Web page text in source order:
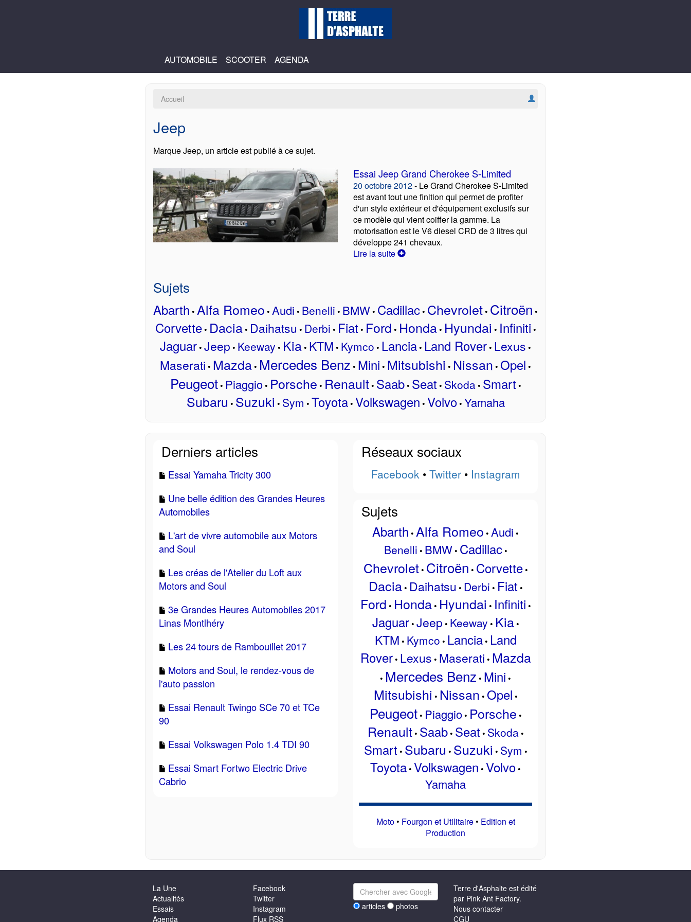
AUTOMOBILE SCOOTER AGENDA
Accueil
Jeep
Marque Jeep, un article est publié à ce sujet.
Essai Jeep Grand Cherokee S-Limited
20 octobre 2012- Le Grand Cherokee S-Limited
est avant tout une finition qui permet de profiter
d'un style extérieur et d'équipement exclusifs sur
ce modèle qui vient coiffer la gamme. La
motorisation est le V6 diesel CRD de 3 litres qui
développe 241 chevaux.
Lire la suite
Sujets
Abarth • Alfa Romeo • Audi • Benelli • BMW• Cadillac• Chevrolet• Citroën •
Corvette• Dacia• Daihatsu • Derbi • Fiat • Ford • Honda• Hyundai • Infiniti •
Jaguar• Jeep • Keeway • Kia• KTM • Kymco • Lancia• Land Rover• Lexus •
Maserati • Mazda• Mercedes Benz • Mini • Mitsubishi • Nissan • Opel •
Peugeot• Piaggio• Porsche • Renault• Saab• Seat • Skoda• Smart •
Subaru • Suzuki • Sym • Toyota• Volkswagen • Volvo• Yamaha
Derniers articles
Essai Yamaha Tricity 300
Une belle édition des Grandes Heures
Automobiles
L'art de vivre automobile aux Motors
and Soul
Les créas de l'Atelier du Loft aux
Motors and Soul
3e Grandes Heures Automobiles 2017
Linas Montlhéry
Les 24 tours de Rambouillet 2017
Motors and Soul, le rendez-vous de
l'auto passion
Essai Renault Twingo SCe 70 et TCe
90
Essai Volkswagen Polo 1.4 TDI 90
Essai Smart Fortwo Electric Drive
Cabrio
Réseaux sociaux
Facebook• Twitter• Instagram
Sujets
Abarth • Alfa Romeo • Audi •
Benelli • BMW• Cadillac•
Chevrolet• Citroën • Corvette•
Dacia• Daihatsu • Derbi • Fiat •
Ford • Honda• Hyundai • Infiniti •
Jaguar• Jeep • Keeway • Kia•
KTM • Kymco • Lancia• Land
Rover• Lexus • Maserati • Mazda
• Mercedes Benz • Mini •
Mitsubishi • Nissan • Opel •
Peugeot• Piaggio• Porsche •
Renault• Saab• Seat • Skoda•
Smart • Subaru • Suzuki • Sym •
Toyota• Volkswagen • Volvo•
Yamaha
Moto• Fourgon et Utilitaire• Edition et
Production
La Une
Actualités
Essais
Agenda
Facebook
Twitter
Instagram
Flux RSS
articles photos
Terre d'Asphalte est édité
par Pink Ant Factory.
Nous contacter
CGU